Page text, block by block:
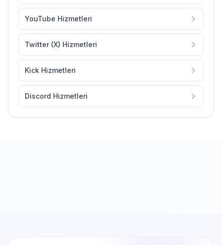
YouTube Hizmetleri
Twitter (X) Hizmetleri
Kick Hizmetleri
Discord Hizmetleri